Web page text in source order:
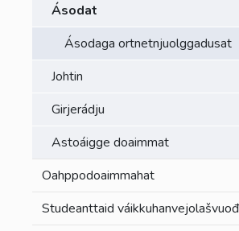
Ásodat
Ásodaga ortnetnjuolggadusat
Johtin
Girjerádju
Astoáigge doaimmat
Oahppodoaimmahat
Studeanttaid